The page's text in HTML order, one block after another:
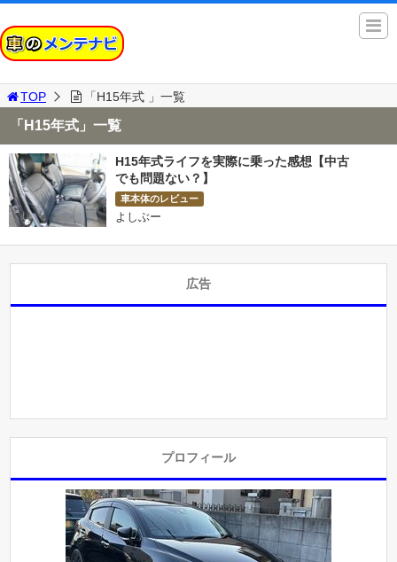
TOP 「H15年式 」一覧
「H15年式」一覧
H15年式ライフを実際に乗った感想【中古
でも問題ない？】
車本体のレビュー
よしぶー
広告
プロフィール